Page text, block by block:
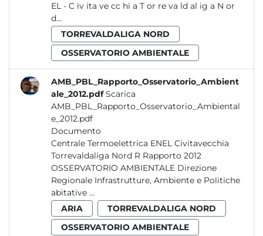
EL - C iv ita ve cc hi a T or re va ld al ig a N or
d...
TORREVALDALIGA NORD
OSSERVATORIO AMBIENTALE
AMB_PBL_Rapporto_Osservatorio_Ambient
ale_2012.pdf Scarica
AMB_PBL_Rapporto_Osservatorio_Ambiental
e_2012.pdf
Documento
Centrale Termoelettrica ENEL Civitavecchia
Torrevaldaliga Nord R Rapporto 2012
OSSERVATORIO AMBIENTALE Direzione
Regionale Infrastrutture, Ambiente e Politiche
abitative ...
ARIA
TORREVALDALIGA NORD
OSSERVATORIO AMBIENTALE